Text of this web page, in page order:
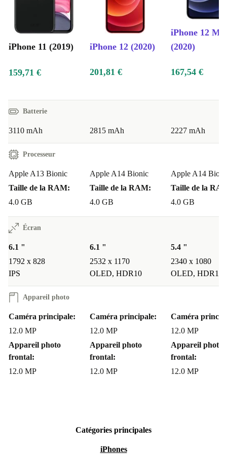
Couleurs de l’iPhone 11 refurbed
Ce magnifique appareil est disponible dans diverses
jaune.
*Si l’emballage d’origine est endommagé ou n’est plus
disponible, nos vendeurs utiliseront une boîte neutre
blanche ou brune - comprenant du matériel de protection
- pour livrer le produit.
iPhone 11 (2019) iPhone 12 (2020)
iPhone 12
(2020)
159,71 € 201,81 € 167,54 €
Batterie
3110 mAh 2815 mAh 2227 mAh
Processeur
Apple A13 Bionic
Taille de la RAM:
4.0 GB
Apple A14 Bionic
Taille de la RAM:
4.0 GB
Apple A14
Taille de la
4.0 GB
Écran
6.1 "
1792 x 828
IPS
6.1 "
2532 x 1170
OLED, HDR10
5.4 "
2340 x 1080
OLED, HDR10
Appareil photo
Caméra principale:
12.0 MP
Appareil photo
frontal:
12.0 MP
Caméra principale:
12.0 MP
Appareil photo
frontal:
12.0 MP
Caméra
12.0 MP
Appareil photo
frontal:
12.0 MP
Catégories principales
iPhones